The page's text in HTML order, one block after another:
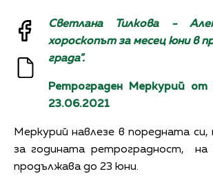
Светлана Тилкова -
хороскопът за месец юни в
града".
Ретрограден Меркурий от
23.06.2021
Меркурий навлезе в поредната си,
за годината ретроградност, на
продължава до 23 юни.